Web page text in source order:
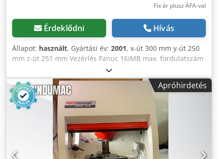
Fix ár plusz ÁFA-val
Érdeklődni Hívás
Állapot: használt, Gyártási év: 2001, x-út 300 mm y-út 250
mm z-út 251 mm Vezérlés Fanuc 16iMB max. fordulatszám
15 000 min⁻¹ Szerszámbefogás HSK-A 32 Szerszámhelyek
száma 12 pozíció A gép véleményünk szerint jó használt
állapotban van, és előzetes egyeztetés alapján áram alatt
megtekinthető. Tartozékok, ábrázolt szerszámok és befogók
csak akkor tartoznak a szállítási terjedelemhez, ha ez a
kiegészítő információknál külön fel van tüntetve.
Crodpswth Sbjfx Agnef A technikai adatok és információk
változásának és tévedésének joga, valamint az időközbeni
eladás jogának fenntartása!
Apróhirdetés